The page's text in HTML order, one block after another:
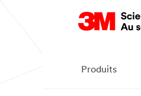
Produits